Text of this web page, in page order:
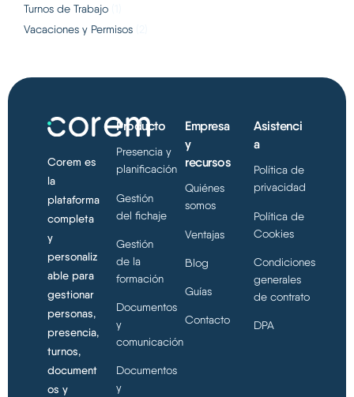
Turnos de Trabajo
Vacaciones y Permisos
Corem es
la
plataforma
completa
y
personaliz
able para
gestionar
personas,
presencia,
turnos,
document
os y
Producto
Presencia y
planificación
Gestión
del fichaje
Gestión
de la
formación
Documentos
y
comunicación
Documentos
y
Empresa
y
recursos
Quiénes
somos
Ventajas
Blog
Guías
Contacto
Asistenci
a
Política de
privacidad
Política de
Cookies
Condiciones
generales
de contrato
DPA